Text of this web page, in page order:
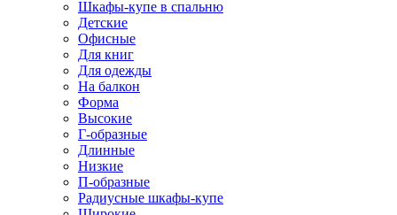
Шкафы-купе в спальню
Детские
Офисные
Для книг
Для одежды
На балкон
Форма
Высокие
Г-образные
Длинные
Низкие
П-образные
Радиусные шкафы-купе